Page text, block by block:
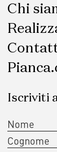
Chi
Iscriviti